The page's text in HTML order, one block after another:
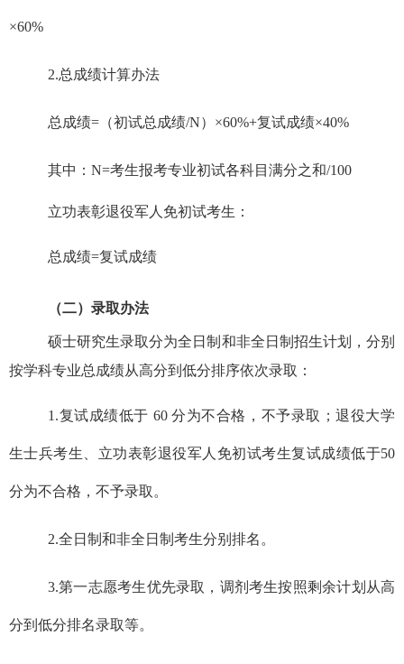
×60%
2.总成绩计算办法
总成绩= （初试总成绩/N）×60%+复试成绩×40%
其中： N=考生报考专业初试各科目满分之和/100
立功表彰退役军人免初试考生：
总成绩=复试成绩
（二）录取办法
硕士研究生录取分为全日制和非全日制招生计划，分别
按学科专业总成绩从高分到低分排序依次录取：
1.复试成绩低于 60分为不合格，不予录取；退役大学
生士兵考生、立功表彰退役军人免初试考生复试成绩低于50
分为不合格，不予录取。
2.全日制和非全日制考生分别排名。
3.第一志愿考生优先录取，调剂考生按照剩余计划从高
分到低分排名录取等。